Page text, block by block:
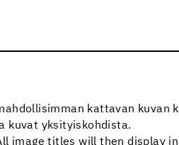
kattavan kuvan
kuvat yksityiskohdista.
image titles will then display